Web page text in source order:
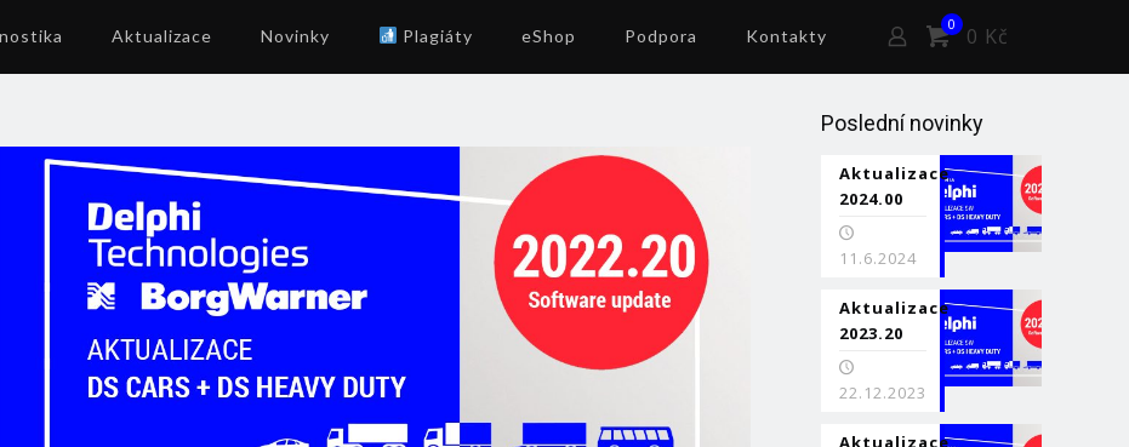
Aktualizace Novinky Plagiáty eShop Podpora Kontakty
0 0 Kč
Poslední novinky
Aktualizace
2024.00
11.6.2024
Aktualizace
2023.20
22.12.2023
Aktualizace